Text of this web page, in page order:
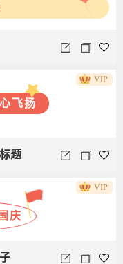
飞扬
题
VIP
庆
VIP